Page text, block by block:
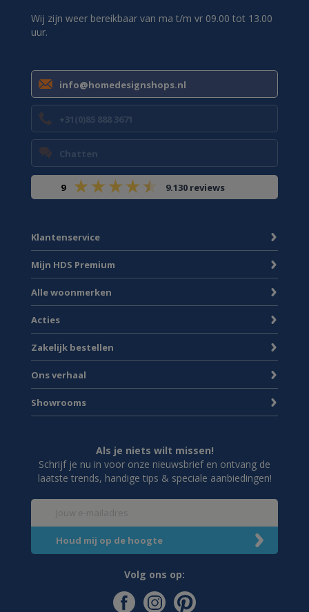
Wij zijn weer bereikbaar van ma t/m vr 09.00 tot 13.00
uur.
info@homedesignshops.nl
+31(0)85 888 3671
Chatten
9 9.130 reviews
Klantenservice
Mijn HDS Premium
Alle woonmerken
Acties
Zakelijk bestellen
Ons verhaal
Showrooms
Als je niets wilt missen!
Schrijf je nu in voor onze nieuwsbrief en ontvang de
laatste trends, handige tips & speciale aanbiedingen!
Volg ons op: